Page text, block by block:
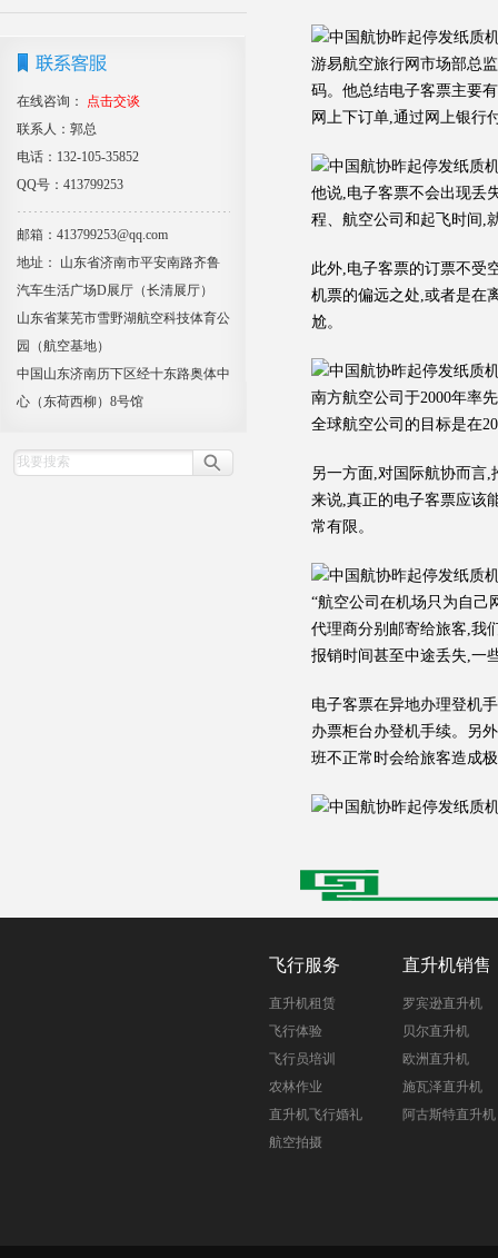
在线咨询：
点击交谈
联系人：郭总
电话：132-105-35852
QQ号：413799253
邮箱：413799253@qq.com
地址： 山东省济南市平安南路齐鲁
汽车生活广场D展厅（长清展厅）
山东省莱芜市雪野湖航空科技体育公
园（航空基地）
中国山东济南历下区经十东路奥体中
心（东荷西柳）8号馆
游易航空旅行网市场部总
码。他总结电子客票主要
网上下订单,通过网上银行
他说,电子客票不会出现丢
程、航空公司和起飞时间,
此外,电子客票的订票不受
机票的偏远之处,或者是在
尬。
南方航空公司于2000年率
全球航空公司的目标是在
另一方面,对国际航协而言
来说,真正的电子客票应该
常有限。
“航空公司在机场只为自己
代理商分别邮寄给旅客,我
报销时间甚至中途丢失,一
电子客票在异地办理登机
办票柜台办登机手续。另
班不正常时会给旅客造成
飞行服务
直升机租赁
飞行体验
飞行员培训
农林作业
直升机飞行婚礼
航空拍摄
直升机销售
罗宾逊直升机
贝尔直升机
欧洲直升机
施瓦泽直升机
阿古斯特直升机